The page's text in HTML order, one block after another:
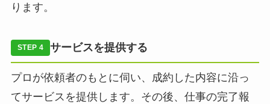
ります。
STEP 4 サービスを提供する
プロが依頼者のもとに伺い、成約した内容に沿っ
てサービスを提供します。その後、仕事の完了報